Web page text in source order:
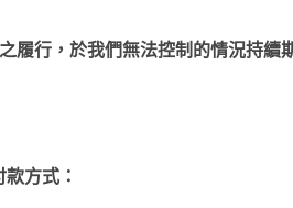
履行，於我們無法控制的情況持續
方式：